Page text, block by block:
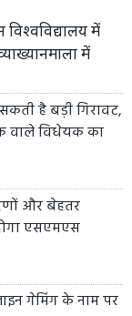
विश्वविद्यालय में
में
है बड़ी गिरावट,
वाले विधेयक का
और बेहतर
एसएमएस
गेमिंग के नाम पर